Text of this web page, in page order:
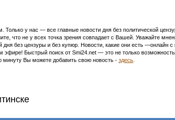
у нас — все главные новости дня без политической
что не у всех точка зрения совпадает с Вашей. Уважайте
без цензуры и без купюр. Новости, какие они есть —онлайн
Быстрый поиск от Smi24.net — это не только
Вы можете добавить свою новость - здесь